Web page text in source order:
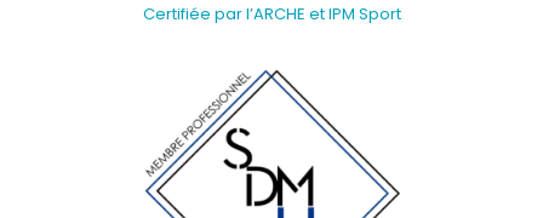
Certifiée par l’ARCHE et IPM Sport